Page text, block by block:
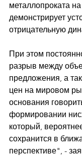
металлопроката
демонстрирует
отрицательную
При этом
разрыв между
предложения, а
цен на мировом
основания
формировании
который,
сохранится в
перспективе", -